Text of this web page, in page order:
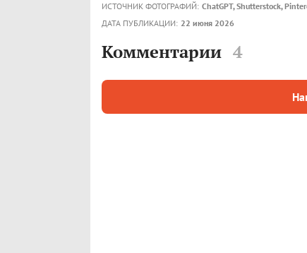
ИСТОЧНИК ФОТОГРАФИЙ: ChatGPT, Shutterstock,
ДАТА ПУБЛИКАЦИИ: 22 июня 2026
Комментарии 4